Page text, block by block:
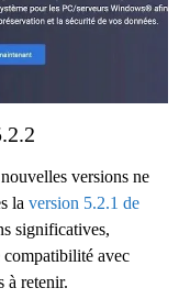
versions ne
la version 5.2.1 de
significatives,
compatibilité avec
à retenir.